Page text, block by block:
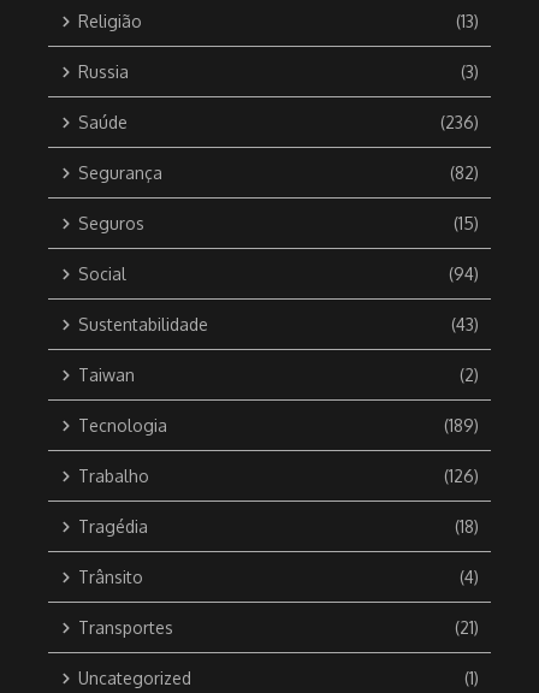
Religião (13)
Russia (3)
Saúde (236)
Segurança (82)
Seguros (15)
Social (94)
Sustentabilidade (43)
Taiwan (2)
Tecnologia (189)
Trabalho (126)
Tragédia (18)
Trânsito (4)
Transportes (21)
Uncategorized (1)